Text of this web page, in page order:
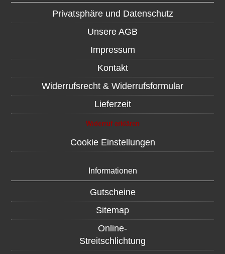
Privatsphäre und Datenschutz
Unsere AGB
Impressum
Kontakt
Widerrufsrecht & Widerrufsformular
Lieferzeit
Widerruf erklären
Cookie Einstellungen
Informationen
Gutscheine
Sitemap
Online-
Streitschlichtung